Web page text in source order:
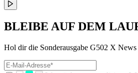
BLEIBE AUF DEM
Hol dir die Sonderausgabe G502 X